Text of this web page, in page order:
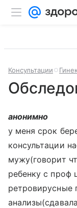
Консультации
анонимно
у меня срок
консультации
мужу(говорит
ребенку с проф
ретровирусные